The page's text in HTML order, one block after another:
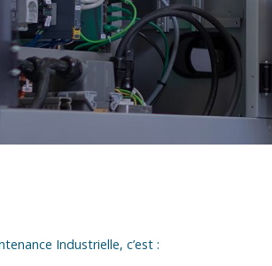
Industrielle, c’est :